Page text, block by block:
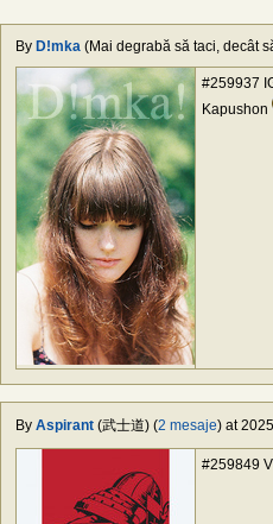
By D!mka (Mai degrabă să taci, decât
#259937
Kapushon
By Aspirant (武士道) (2 mesaje) at
#259849